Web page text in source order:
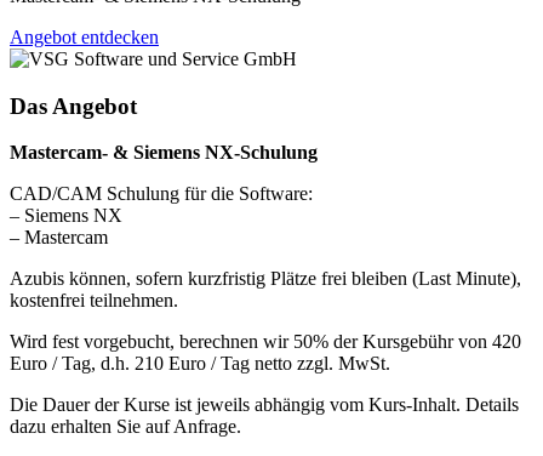
Angebot entdecken
Das Angebot
Mastercam- & Siemens NX-Schulung
CAD/CAM Schulung für die Software:
– Siemens NX
– Mastercam
Azubis können, sofern kurzfristig Plätze frei bleiben (Last Minute),
kostenfrei teilnehmen.
Wird fest vorgebucht, berechnen wir 50% der Kursgebühr von 420
Euro / Tag, d.h. 210 Euro / Tag netto zzgl. MwSt.
Die Dauer der Kurse ist jeweils abhängig vom Kurs-Inhalt. Details
dazu erhalten Sie auf Anfrage.